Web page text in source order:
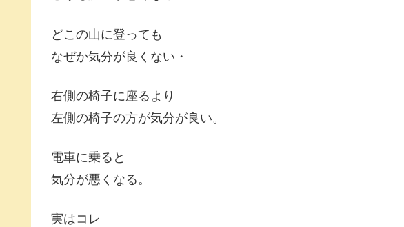
どこの山に登っても
なぜか気分が良くない・
右側の椅子に座るより
左側の椅子の方が気分が良い。
電車に乗ると
気分が悪くなる。
実はコレ